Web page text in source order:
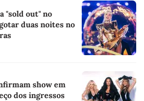
"sold out" no
duas noites no
show em
dos ingressos